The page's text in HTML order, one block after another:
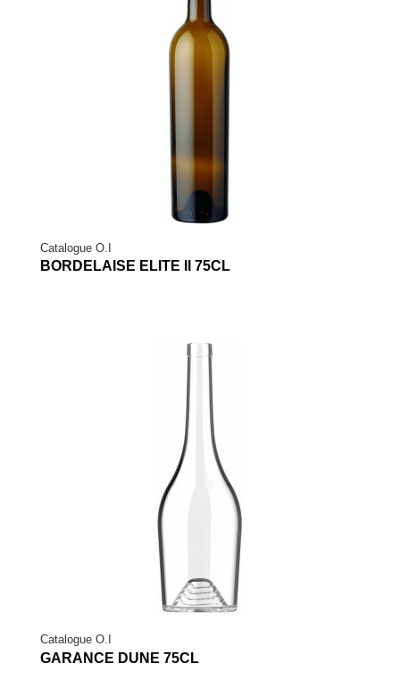
Catalogue O.I
BORDELAISE ELITE II 75CL
Catalogue O.I
GARANCE DUNE 75CL